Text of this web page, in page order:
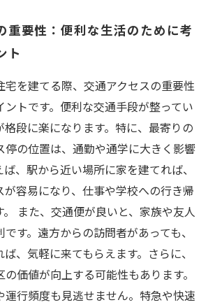
重要性：便利な生活のために考
ト
宅を建てる際、交通アクセスの重要性
ントです。便利な交通手段が整ってい
格段に楽になります。特に、最寄りの
停の位置は、通勤や通学に大きく影響
、駅から近い場所に家を建てれば、
が容易になり、仕事や学校への行き帰
。 また、交通便が良いと、家族や友人
す。遠方からの訪問者があっても、
、気軽に来てもらえます。さらに、
価値が向上する可能性もあります。
運行頻度も見逃せません。特急や快速